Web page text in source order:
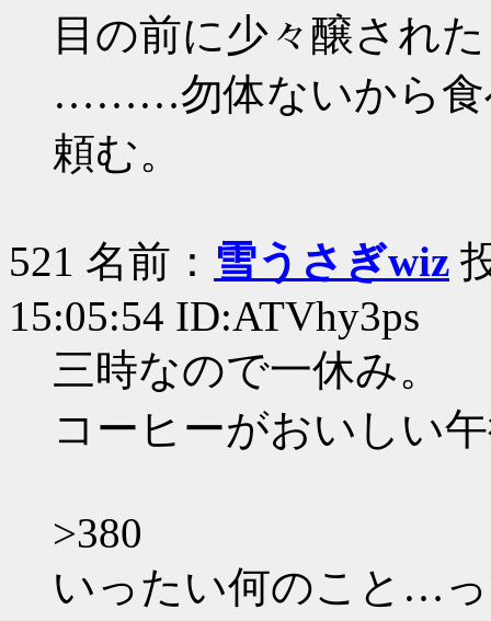
目の前に少々醸され
………勿体ないから食
頼む。
521 名前： 雪うさぎwiz
15:05:54 ID:ATVhy3ps
三時なので一休み。
コーヒーがおいしい
>380
いったい何のこと…